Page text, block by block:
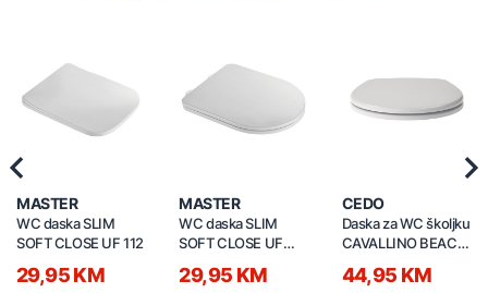
MASTER
WC daska SLIM
SOFT CLOSE UF 112
29,95 KM
MASTER
WC daska SLIM
SOFT CLOSE UF
29,95 KM
CEDO
Daska za WC školjku
CAVALLINO BEACH
44,95 KM